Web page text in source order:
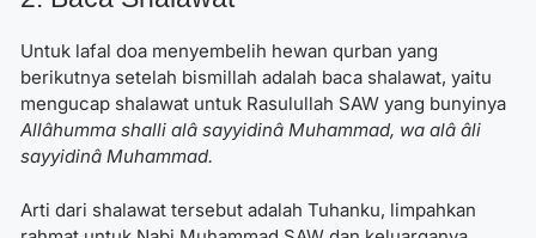
Untuk lafal doa menyembelih hewan qurban yang
berikutnya setelah bismillah adalah baca shalawat, yaitu
mengucap shalawat untuk Rasulullah SAW yang bunyinya
Allâhumma shalli alâ sayyidinâ Muhammad, wa alâ âli
sayyidinâ Muhammad.
Arti dari shalawat tersebut adalah Tuhanku, limpahkan